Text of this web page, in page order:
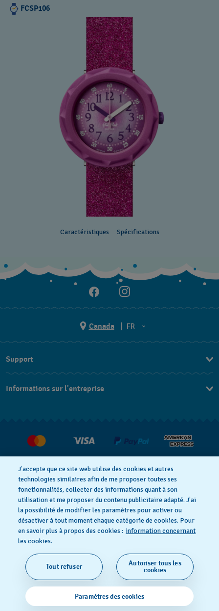
FCSP106
Caractéristiques Spécifications
Canada
FR
EN
Support
Informations sur l'entreprise
Déclaration de confidentialité
Cookie notice
SWISS MADE
© 2026 FLIK FLAK, UNE DIVISION DE SWATCH SA. TOUS
DROITS RÉSERVÉS: MONTRES SUISSES
J’accepte que ce site web utilise des cookies et autres
technologies similaires afin de me proposer toutes ses
fonctionnalités, collecter des informations quant à son
utilisation et me proposer du contenu publicitaire adapté. J’ai
la possibilité de modifier les paramètres pour activer ou
désactiver à tout moment chaque catégorie de cookies. Pour
en savoir plus à propos des cookies : information concernant
les cookies.
Paramètres des cookies
Tout refuser
Autoriser tous les
cookies